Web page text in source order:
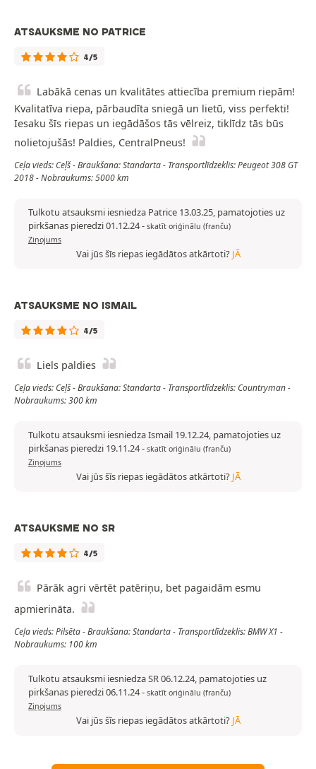
ATSAUKSME NO PATRICE
4/5
Labākā cenas un kvalitātes attiecība premium riepām!
Kvalitatīva riepa, pārbaudīta sniegā un lietū, viss perfekti!
Iesaku šīs riepas un iegādāšos tās vēlreiz, tiklīdz tās būs
nolietojušās! Paldies, CentralPneus!
Ceļa vieds: Ceļš - Braukšana: Standarta - Transportlīdzeklis: Peugeot 308 GT
2018 - Nobraukums: 5000 km
Tulkotu atsauksmi iesniedza Patrice 13.03.25, pamatojoties uz
pirkšanas pieredzi 01.12.24- skatīt oriģinālu (franču)
Ziņojums
Vai jūs šīs riepas iegādātos atkārtoti? JĀ
ATSAUKSME NO ISMAIL
4/5
Liels paldies
Ceļa vieds: Ceļš - Braukšana: Standarta - Transportlīdzeklis: Countryman -
Nobraukums: 300 km
Tulkotu atsauksmi iesniedza Ismail 19.12.24, pamatojoties uz
pirkšanas pieredzi 19.11.24- skatīt oriģinālu (franču)
Ziņojums
Vai jūs šīs riepas iegādātos atkārtoti? JĀ
ATSAUKSME NO SR
4/5
Pārāk agri vērtēt patēriņu, bet pagaidām esmu
apmierināta.
Ceļa vieds: Pilsēta - Braukšana: Standarta - Transportlīdzeklis: BMW X1 -
Nobraukums: 100 km
Tulkotu atsauksmi iesniedza SR 06.12.24, pamatojoties uz
pirkšanas pieredzi 06.11.24- skatīt oriģinālu (franču)
Ziņojums
Vai jūs šīs riepas iegādātos atkārtoti? JĀ